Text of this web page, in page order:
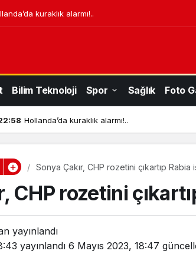
kuraklık alarmı!..
Bilim Teknoloji Spor Sağlık Foto
Hollanda’da kuraklık alarmı!..
Sonya Çakır, CHP rozetini çıkartıp
CHP rozetini
yayınlandı
yayınlandı 6 Mayıs 2023, 18:47